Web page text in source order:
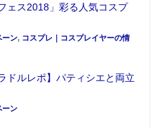
ェス2018」彩る人気コスプ
ーン, コスプレ｜コスプレイヤーの情
ドルレポ】パティシエと両立
ーン